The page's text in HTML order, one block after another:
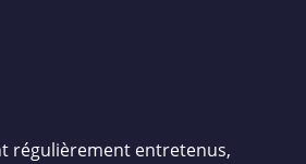
régulièrement entretenus,